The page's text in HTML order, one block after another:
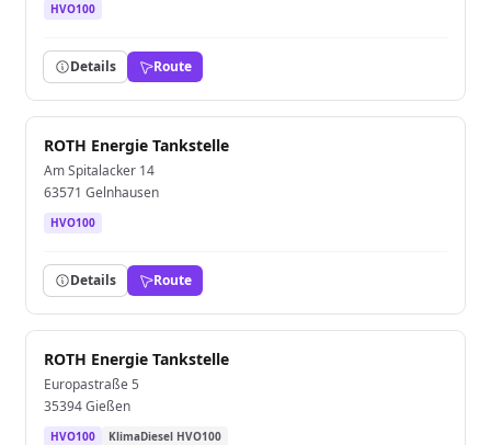
HVO100
Details Route
ROTH Energie Tankstelle
Am Spitalacker 14
63571 Gelnhausen
HVO100
Details Route
ROTH Energie Tankstelle
Europastraße 5
35394 Gießen
HVO100 KlimaDiesel HVO100